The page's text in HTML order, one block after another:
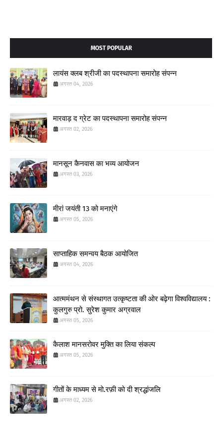
MOST POPULAR
लायंस क्लब श्रीजी का पदस्थापना समारोह संपन्न
अगस्त 04, 2026
मारवाड़ द ग्रेट का पदस्थापना समारोह संपन्न
अगस्त 02, 2026
मानसून कैनवास का भव्य आयोजन
अगस्त 03, 2026
मीरां जयंती 13 को मनाएंगे
अगस्त 05, 2026
साप्ताहिक समन्वय बैठक आयोजित
अगस्त 04, 2026
आत्ममंथन से संस्थागत उत्कृष्टता की ओर बढ़ेगा विश्वविद्यालय :
कुलगुरु प्रो. सुरेश कुमार अग्रवाल
अगस्त 05, 2026
कैलाश मानसरोवर मुक्ति का लिया संकल्प
अगस्त 05, 2026
गीतों के माध्यम से मो.रफ़ी को दी श्रद्धांजलि
अगस्त 02, 2026